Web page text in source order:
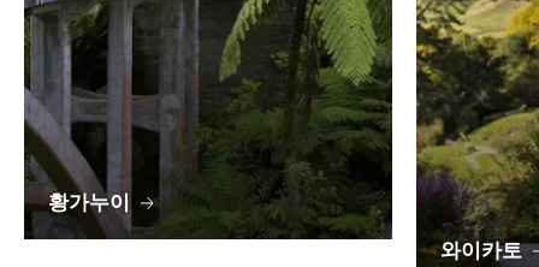
황가누이
와이카토